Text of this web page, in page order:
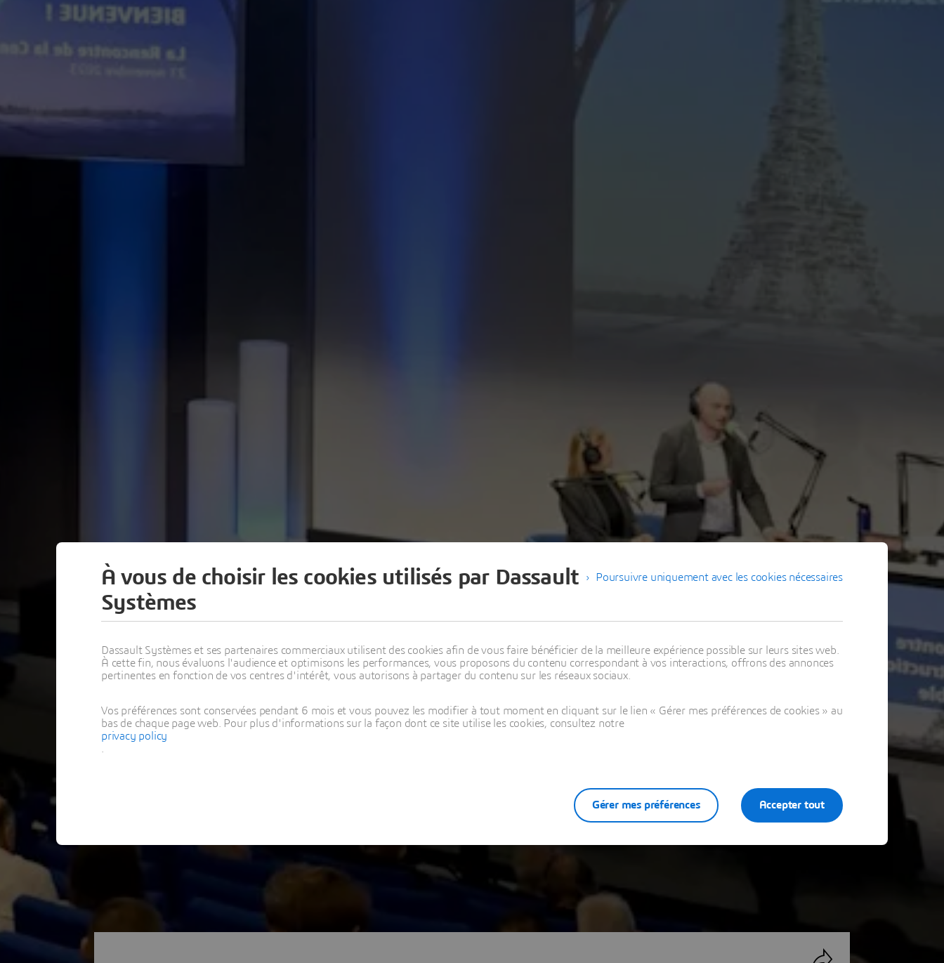
Poursuivre uniquement avec les cookies nécessaires
À vous de choisir les cookies utilisés par Dassault
Systèmes
Dassault Systèmes et ses partenaires commerciaux utilisent des cookies afin de vous faire bénéficier de la meilleure expérience possible sur leurs sites web.
À cette fin, nous évaluons l'audience et optimisons les performances, vous proposons du contenu correspondant à vos interactions, offrons des annonces
pertinentes en fonction de vos centres d'intérêt, vous autorisons à partager du contenu sur les réseaux sociaux.
Vos préférences sont conservées pendant 6 mois et vous pouvez les modifier à tout moment en cliquant sur le lien « Gérer mes préférences de cookies » au
bas de chaque page web. Pour plus d'informations sur la façon dont ce site utilise les cookies, consultez notre
privacy policy
Accepter tout
Gérer mes préférences